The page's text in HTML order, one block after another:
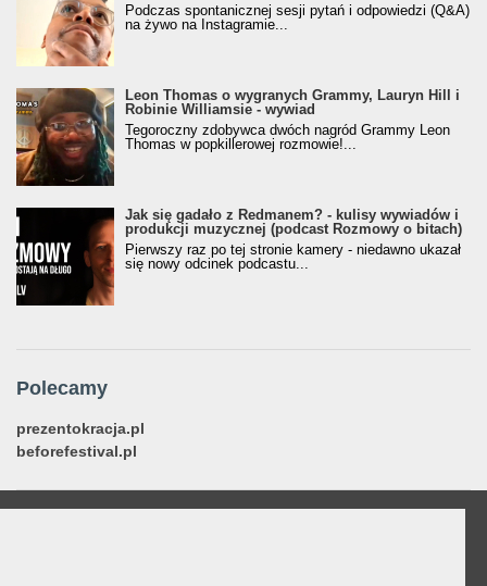
Podczas spontanicznej sesji pytań i odpowiedzi (Q&A)
na żywo na Instagramie...
Leon Thomas o wygranych Grammy, Lauryn Hill i
Robinie Williamsie - wywiad
Tegoroczny zdobywca dwóch nagród Grammy Leon
Thomas w popkillerowej rozmowie!...
Jak się gadało z Redmanem? - kulisy wywiadów i
produkcji muzycznej (podcast Rozmowy o bitach)
Pierwszy raz po tej stronie kamery - niedawno ukazał
się nowy odcinek podcastu...
Polecamy
prezentokracja.pl
beforefestival.pl